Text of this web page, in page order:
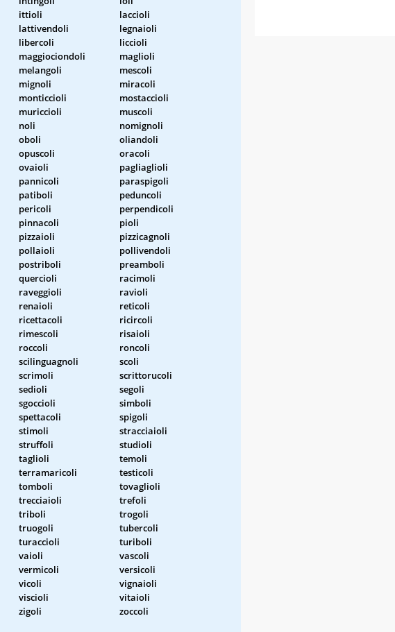
ittioli
laccioli
lattivendoli
legnaioli
libercoli
liccioli
maggiociondoli
maglioli
melangoli
mescoli
mignoli
miracoli
monticcioli
mostaccioli
muriccioli
muscoli
noli
nomignoli
oboli
oliandoli
opuscoli
oracoli
ovaioli
pagliaglioli
pannicoli
paraspigoli
patiboli
peduncoli
pericoli
perpendicoli
pinnacoli
pioli
pizzaioli
pizzicagnoli
pollaioli
pollivendoli
postriboli
preamboli
quercioli
racimoli
raveggioli
ravioli
renaioli
reticoli
ricettacoli
ricircoli
rimescoli
risaioli
roccoli
roncoli
scilinguagnoli
scoli
scrimoli
scrittorucoli
sedioli
segoli
sgoccioli
simboli
spettacoli
spigoli
stimoli
stracciaioli
struffoli
studioli
taglioli
temoli
terramaricoli
testicoli
tomboli
tovaglioli
trecciaioli
trefoli
triboli
trogoli
truogoli
tubercoli
turaccioli
turiboli
vaioli
vascoli
vermicoli
versicoli
vicoli
vignaioli
viscioli
vitaioli
zigoli
zoccoli